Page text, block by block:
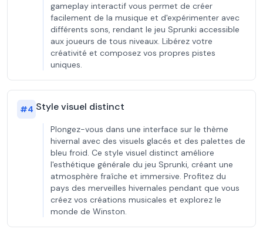
gameplay interactif vous permet de créer
facilement de la musique et d'expérimenter avec
différents sons, rendant le jeu Sprunki accessible
aux joueurs de tous niveaux. Libérez votre
créativité et composez vos propres pistes
uniques.
#4 Style visuel distinct
Plongez-vous dans une interface sur le thème
hivernal avec des visuels glacés et des palettes de
bleu froid. Ce style visuel distinct améliore
l'esthétique générale du jeu Sprunki, créant une
atmosphère fraîche et immersive. Profitez du
pays des merveilles hivernales pendant que vous
créez vos créations musicales et explorez le
monde de Winston.